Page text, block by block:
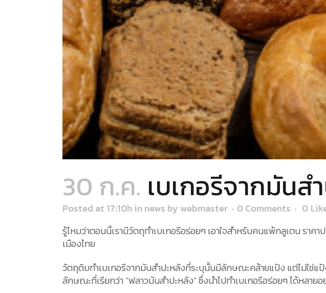
30 ก.ค. เบเกอรีจากมัน
Posted at 17:10hinnews by webmaster 0 Comments 0
รู้ไหมว่าตอนนี้เรามีวัตถุทำเบเกอรีอร่อยๆ เอาใจสำหรับคนแพ้กลูเตน ราค
เมืองไทย
วัตถุดิบทำเบเกอรีจากมันสำปะหลังที่ระบุนั้นมีลักษณะคล้ายแป้ง แต่ไม่ใช่แ
ลักษณะที่เรียกว่า “ฟลาวมันสำปะหลัง” ซึ่งนำไปทำเบเกอรีอร่อยๆ ได้หลายอ